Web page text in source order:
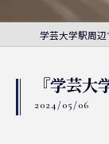
『学芸大
2024/05/06